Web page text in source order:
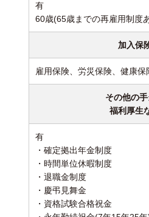
有
60歳(65歳までの再雇用制度あ
加入保
雇用保険、労災保険、健康
その他の手
福利厚生
有
・確定拠出年金制度
・時間単位休暇制度
・退職金制度
・慶弔見舞金
・資格試験合格祝金